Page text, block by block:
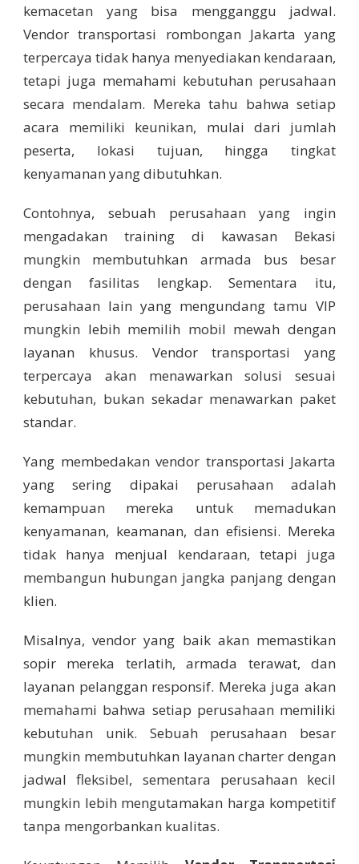
kemacetan yang bisa mengganggu jadwal.
Vendor transportasi rombongan Jakarta yang
terpercaya tidak hanya menyediakan kendaraan,
tetapi juga memahami kebutuhan perusahaan
secara mendalam. Mereka tahu bahwa setiap
acara memiliki keunikan, mulai dari jumlah
peserta, lokasi tujuan, hingga tingkat
kenyamanan yang dibutuhkan.
Contohnya, sebuah perusahaan yang ingin
mengadakan training di kawasan Bekasi
mungkin membutuhkan armada bus besar
dengan fasilitas lengkap. Sementara itu,
perusahaan lain yang mengundang tamu VIP
mungkin lebih memilih mobil mewah dengan
layanan khusus. Vendor transportasi yang
terpercaya akan menawarkan solusi sesuai
kebutuhan, bukan sekadar menawarkan paket
standar.
Yang membedakan vendor transportasi Jakarta
yang sering dipakai perusahaan adalah
kemampuan mereka untuk memadukan
kenyamanan, keamanan, dan efisiensi. Mereka
tidak hanya menjual kendaraan, tetapi juga
membangun hubungan jangka panjang dengan
klien.
Misalnya, vendor yang baik akan memastikan
sopir mereka terlatih, armada terawat, dan
layanan pelanggan responsif. Mereka juga akan
memahami bahwa setiap perusahaan memiliki
kebutuhan unik. Sebuah perusahaan besar
mungkin membutuhkan layanan charter dengan
jadwal fleksibel, sementara perusahaan kecil
mungkin lebih mengutamakan harga kompetitif
tanpa mengorbankan kualitas.